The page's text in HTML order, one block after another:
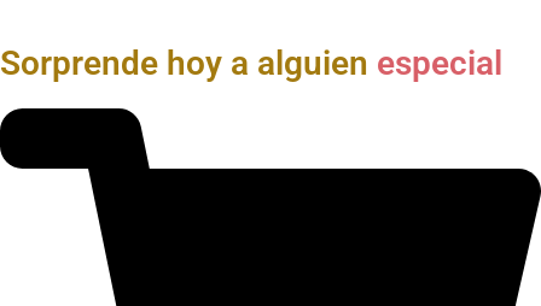
Sorprende hoy a alguien especial